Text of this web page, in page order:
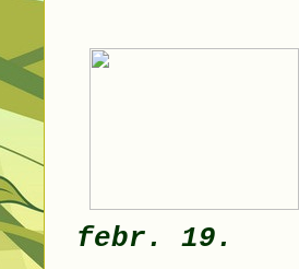
febr. 19.